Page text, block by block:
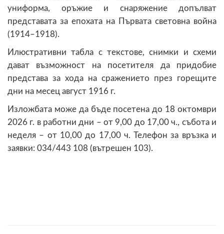
униформа, оръжие и снаряжение допълват
представата за епохата на Първата световна война
(1914–1918).
Илюстративни табла с текстове, снимки и схеми
дават възможност на посетителя да придобие
представа за хода на сражението през горещите
дни на месец август 1916 г.
Изложбата може да бъде посетена до 18 октомври
2026 г. в работни дни – от 9,00 до 17,00 ч., събота и
неделя – от 10,00 до 17,00 ч. Телефон за връзка и
заявки: 034/443 108 (вътрешен 103).